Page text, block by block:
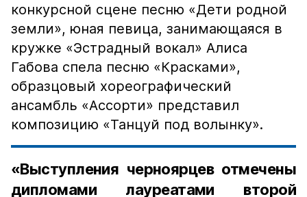
конкурсной сцене песню «Дети родной
земли», юная певица, занимающаяся в
кружке «Эстрадный вокал» Алиса
Габова спела песню «Красками»,
образцовый хореографический
ансамбль «Ассорти» представил
композицию «Танцуй под волынку».
«Выступления черноярцев отмечены
дипломами лауреатами второй